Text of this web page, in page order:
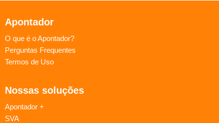
Apontador
O que é o Apontador?
Perguntas Frequentes
Termos de Uso
Nossas soluções
Apontador +
SVA